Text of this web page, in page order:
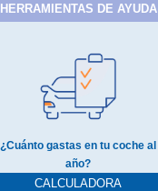
HERRAMIENTAS DE AYUDA
¿Cuánto gastas en tu coche al
año?
CALCULADORA